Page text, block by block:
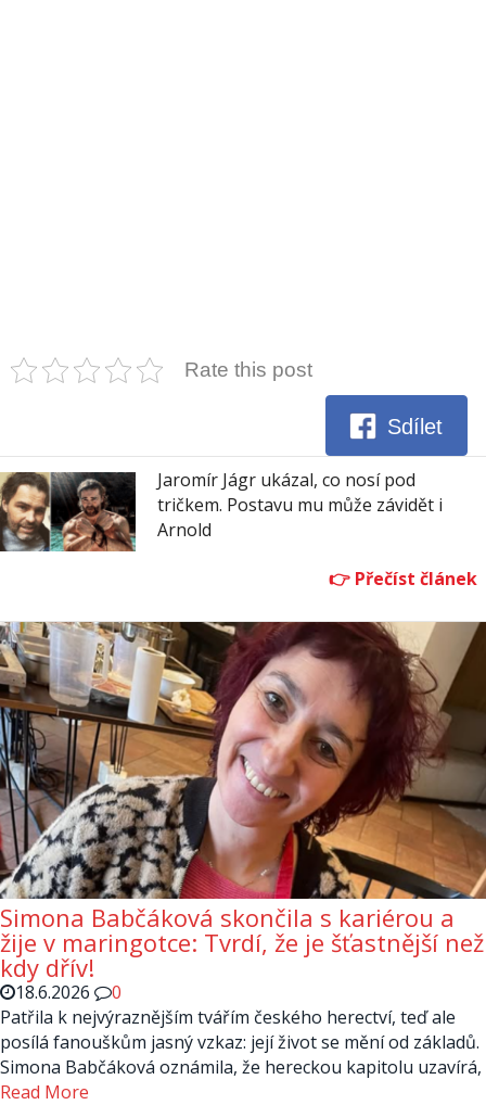
Rate this post
Sdílet
Jaromír Jágr ukázal, co nosí pod
tričkem. Postavu mu může závidět i
Arnold
Simona Babčáková skončila s kariérou a
žije v maringotce: Tvrdí, že je šťastnější než
kdy dřív!
18.6.2026
0
Patřila k nejvýraznějším tvářím českého herectví, teď ale
posílá fanouškům jasný vzkaz: její život se mění od základů.
Simona Babčáková oznámila, že hereckou kapitolu uzavírá,
Read More